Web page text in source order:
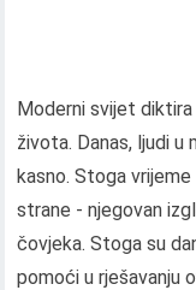
Moderni svijet
života. Danas, ljudi u
kasno. Stoga
strane - njegovan
čovjeka. Stoga su
pomoći u rješavanju